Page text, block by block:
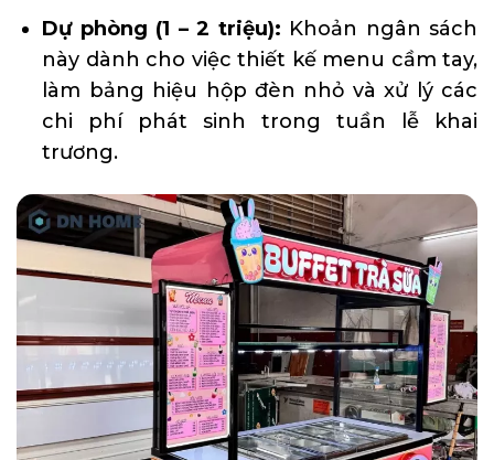
Dự phòng (1 – 2 triệu): Khoản ngân sách
này dành cho việc thiết kế menu cầm tay,
làm bảng hiệu hộp đèn nhỏ và xử lý các
chi phí phát sinh trong tuần lễ khai
trương.